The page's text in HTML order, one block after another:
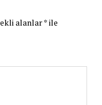
alanlar*ile